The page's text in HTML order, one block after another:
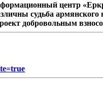
центр
судьба
добровольным